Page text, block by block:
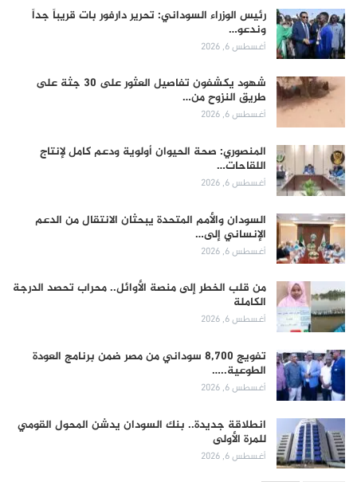
رئيس الوزراء السوداني: تحرير دارفور بات قريباً جداً
وندعو…
أغسطس 6, 2026
شهود يكشفون تفاصيل العثور على 30 جثة على
طريق النزوح من…
أغسطس 6, 2026
المنصوري: صحة الحيوان أولوية ودعم كامل لإنتاج
اللقاحات…
أغسطس 6, 2026
السودان والأمم المتحدة يبحثان الانتقال من الدعم
الإنساني إلى…
أغسطس 6, 2026
من قلب الخطر إلى منصة الأوائل.. محراب تحصد الدرجة
الكاملة
أغسطس 6, 2026
تفويج 8,700 سوداني من مصر ضمن برنامج العودة
الطوعية..…
أغسطس 6, 2026
انطلاقة جديدة.. بنك السودان يدشن المحول القومي
للمرة الأولى
أغسطس 6, 2026